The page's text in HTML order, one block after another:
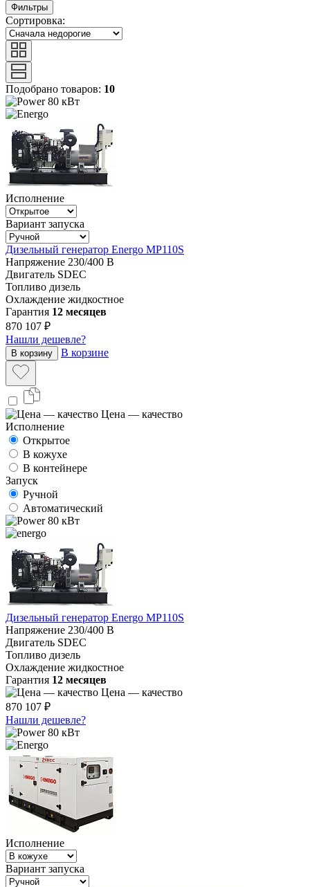
Фильтры
Сортировка:
Подобрано товаров: 10
80 кВт
Исполнение
Вариант запуска
Дизельный генератор Energo MP110S
Напряжение 230/400 В
Двигатель SDEC
Топливо дизель
Охлаждение жидкостное
Гарантия 12 месяцев
870 107 ₽
Нашли дешевле?
В корзину В корзине
Цена — качество
Исполнение
Открытое
В кожухе
В контейнере
Запуск
Ручной
Автоматический
80 кВт
Дизельный генератор Energo MP110S
Напряжение 230/400 В
Двигатель SDEC
Топливо дизель
Охлаждение жидкостное
Гарантия 12 месяцев
Цена — качество
870 107 ₽
Нашли дешевле?
80 кВт
Исполнение
Вариант запуска